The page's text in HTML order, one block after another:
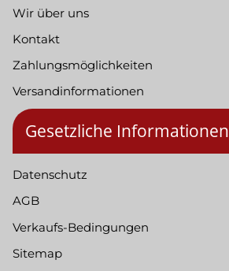
Wir über uns
Kontakt
Zahlungsmöglichkeiten
Versandinformationen
Gesetzliche Informationen
Datenschutz
AGB
Verkaufs-Bedingungen
Sitemap